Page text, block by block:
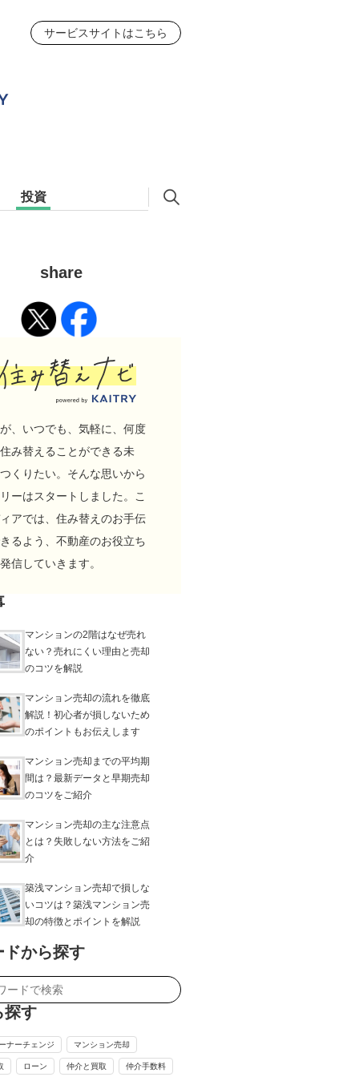
サービスサイトはこちら
投資
share
が、いつでも、気軽に、何度
み替えることができる未
くりたい。そんな思いから
ーはスタートしました。こ
アでは、住み替えのお手伝
るよう、不動産のお役立ち
信していきます。
マンションの2階はなぜ売れ
ない？売れにくい理由と売却
のコツを解説
マンション売却の流れを徹底
解説！初心者が損しないため
のポイントもお伝えします
マンション売却までの平均期
間は？最新データと早期売却
のコツをご紹介
マンション売却の主な注意点
とは？失敗しない方法をご紹
介
築浅マンション売却で損しな
いコツは？築浅マンション売
却の特徴とポイントを解説
ドから探す
探す
ナーチェンジ マンション売却
ローン 仲介と買取 仲介手数料